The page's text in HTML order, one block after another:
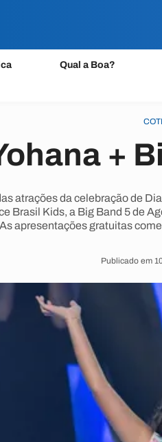
Qual a Boa?
+
atrações da celebração de
Brasil Kids, a Big Band 5 de
apresentações gratuitas
Publicado em